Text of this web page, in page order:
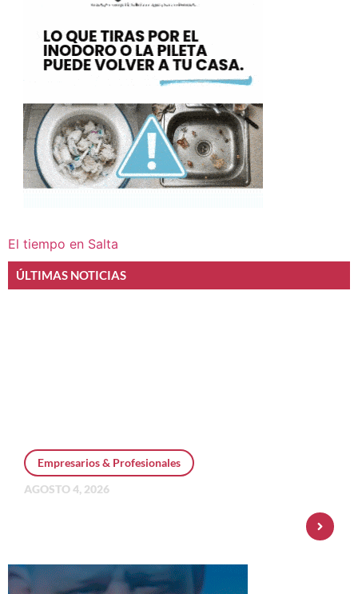
El tiempo en Salta
ÚLTIMAS NOTICIAS
Empresarios & Profesionales
AGOSTO 4, 2026